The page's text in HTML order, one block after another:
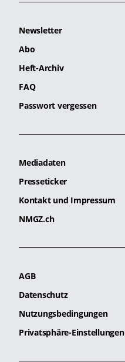
Newsletter
Abo
Heft-Archiv
FAQ
Passwort vergessen
Mediadaten
Presseticker
Kontakt und Impressum
NMGZ.ch
AGB
Datenschutz
Nutzungsbedingungen
Privatsphäre-Einstellungen